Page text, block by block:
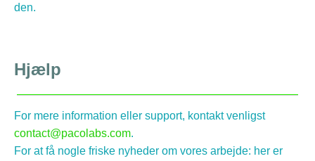
den.
Hjælp
For mere information eller support, kontakt venligst
contact@pacolabs.com.
For at få nogle friske nyheder om vores arbejde: her er